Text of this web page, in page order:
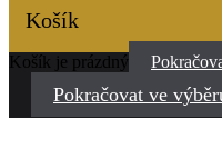
Košík
Košík je prázdný
Pokračovat ve